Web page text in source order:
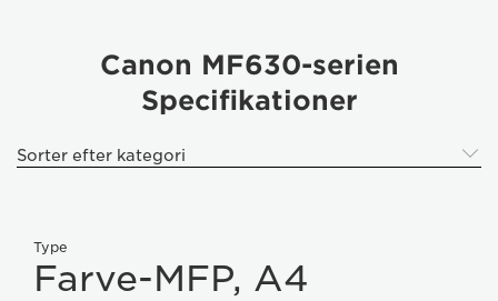
Erhvervsprodukter
Printere og faxmaskiner til erhverv
Canon MF630-serien
Specifikationer
Sorter efter kategori
Type
Farve-MFP, A4